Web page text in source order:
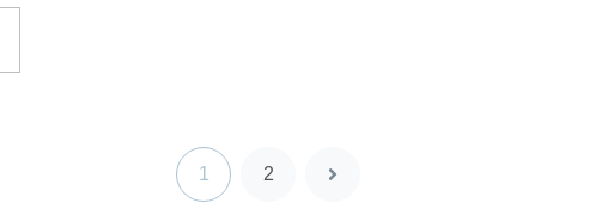
1 2
次